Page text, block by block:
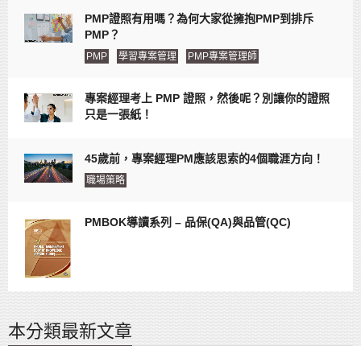
PMP證照有用嗎？為何大家從擁抱PMP到排斥
PMP？
PMP 學習專案管理 PMP專案管理師
專案經理考上 PMP 證照，然後呢？別讓你的證照
只是一張紙！
45歲前，專案經理PM應該思索的4個職涯方向！
職場策略
PMBOK導讀系列 – 品保(QA)與品管(QC)
本分類最新文章